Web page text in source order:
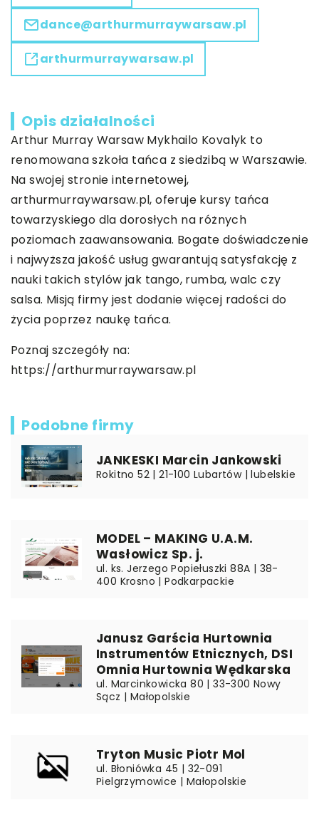
dance@arthurmurraywarsaw.pl
arthurmurraywarsaw.pl
Opis działalności
Arthur Murray Warsaw Mykhailo Kovalyk to
renomowana szkoła tańca z siedzibą w Warszawie.
Na swojej stronie internetowej,
arthurmurraywarsaw.pl, oferuje kursy tańca
towarzyskiego dla dorosłych na różnych
poziomach zaawansowania. Bogate doświadczenie
i najwyższa jakość usług gwarantują satysfakcję z
nauki takich stylów jak tango, rumba, walc czy
salsa. Misją firmy jest dodanie więcej radości do
życia poprzez naukę tańca.
Poznaj szczegóły na:
https://arthurmurraywarsaw.pl
Podobne firmy
JANKESKI Marcin Jankowski
Rokitno 52 | 21-100 Lubartów | lubelskie
MODEL – MAKING U.A.M.
Wasłowicz Sp. j.
ul. ks. Jerzego Popiełuszki 88A | 38-
400 Krosno | Podkarpackie
Janusz Garścia Hurtownia
Instrumentów Etnicznych, DSI
Omnia Hurtownia Wędkarska
ul. Marcinkowicka 80 | 33-300 Nowy
Sącz | Małopolskie
Tryton Music Piotr Mol
ul. Błoniówka 45 | 32-091
Pielgrzymowice | Małopolskie